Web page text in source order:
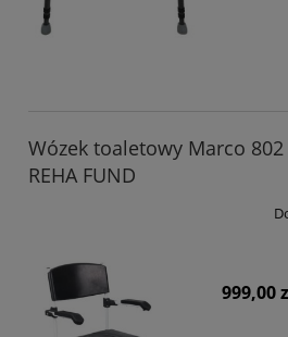
Wózek toaletowy Marco
REHA FUND
999,00